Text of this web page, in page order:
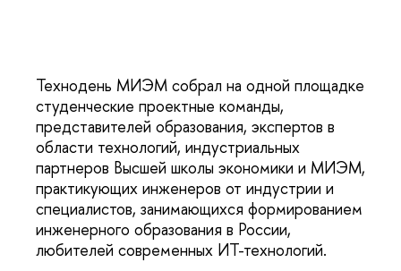
Технодень МИЭМ собрал на одной площадке
студенческие проектные команды,
представителей образования, экспертов в
области технологий, индустриальных
партнеров Высшей школы экономики и МИЭМ,
практикующих инженеров от индустрии и
специалистов, занимающихся формированием
инженерного образования в России,
любителей современных ИТ-технологий.